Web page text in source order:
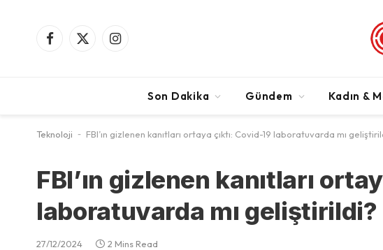
Facebook
X
Instagram
Son Dakika Gündem Kadın &
Teknoloji - FBI’ın gizlenen kanıtları ortaya çıktı: Covid-19 laboratuvarda mı
FBI’ın gizlenen kanıtları
laboratuvarda mı geliştirildi?
27/12/2024 2 Mins Read